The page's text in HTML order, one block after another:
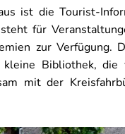
ist die Tourist-
für
zur Verfügung.
Bibliothek, die
mit der